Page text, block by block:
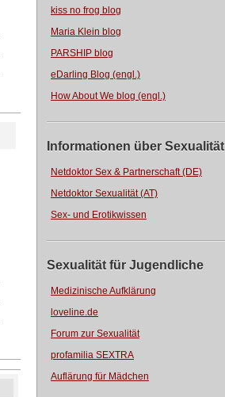
kiss no frog blog
Maria Klein blog
PARSHIP blog
eDarling Blog (engl.)
How About We blog (engl.)
Informationen über Sexualität
Netdoktor Sex & Partnerschaft (DE)
Netdoktor Sexualität (AT)
Sex- und Erotikwissen
Sexualität für Jugendliche
Medizinische Aufklärung
loveline.de
Forum zur Sexualität
profamilia SEXTRA
Auflärung für Mädchen